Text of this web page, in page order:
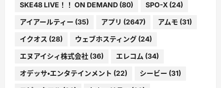
SKE48 LIVE！！ ON DEMAND (80) SPO-X (24)
アイアールティー (35) アプリ (2647) アムモ (31)
イクオス (28) ウェブホスティング (24)
エヌアイシィ株式会社 (36) エレコム (34)
オデッサ・エンタテインメント (22) シービー (31)